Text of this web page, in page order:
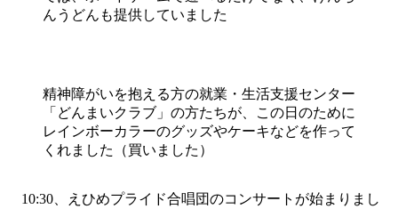
んうどんも提供していました
精神障がいを抱える方の就業・生活支援センター
「どんまいクラブ」の方たちが、この日のために
レインボーカラーのグッズやケーキなどを作って
くれました（買いました）
10:30、えひめプライド合唱団のコンサートが始まりまし